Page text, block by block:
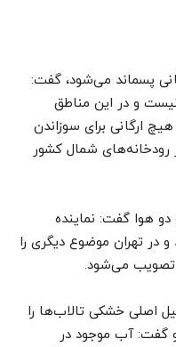
پسماند می‌شود،‌ گفت:
و در این مناطق
ارگانی برای سوزاندن
رودخانه‌های شمال کشور
هوا گفت: نماینده
تهران موضوع دیگری را
تصویب می‌شود.
اصلی خشکی تالاب‌ها را
گفت: آب موجود در